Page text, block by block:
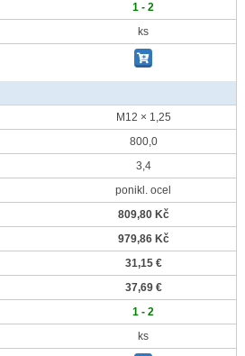
1 - 2
ks
M12 × 1,25
800,0
3,4
ponikl. ocel
809,80 Kč
979,86 Kč
31,15 €
37,69 €
1 - 2
ks